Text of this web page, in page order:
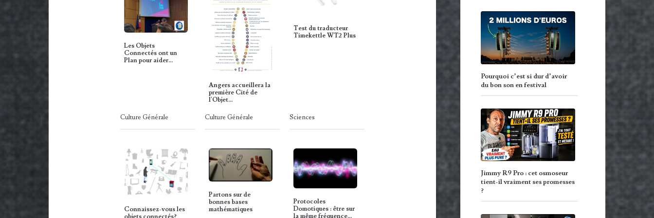
Les Objets
Connectés ont un
Plan pour aider
Culture Générale
Angers accueillera la
première Cité de
l'Objet…
Culture Générale
Test du traducteur
Timekettle WT2 Plus
Sciences
Connaissez-vous les
Partons sur de
bonnes bases
mathématiques
Protocoles
Domotiques : être sur
la même fréquence…
Pourquoi c’est si dur d’avoir
du bon son en festival
Jimmy R9 Pro : cet osmoseur
tient-il vraiment ses promesses
?